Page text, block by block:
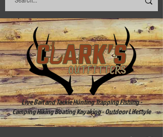
Live Bait and Tackle Hunting Trapping Fishing -
Camping Hiking Boating Kayaking - Outdoor Lifestyle